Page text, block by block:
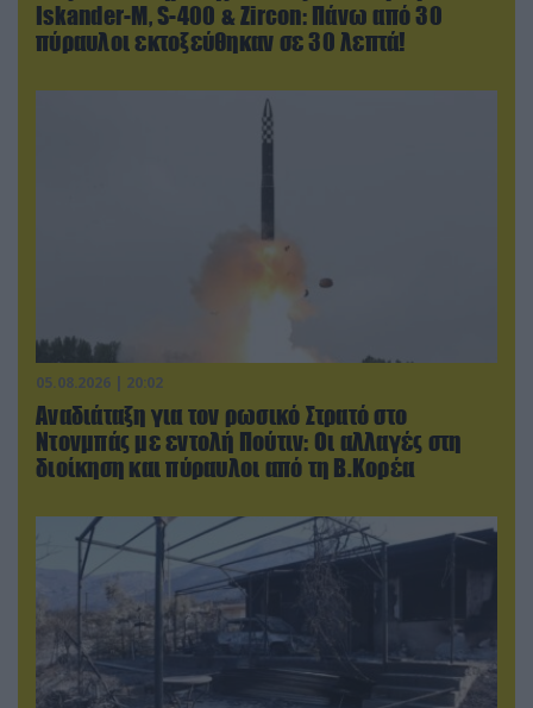
Iskander-Μ, S-400 & Zircon: Πάνω από 30
πύραυλοι εκτοξεύθηκαν σε 30 λεπτά!
05.08.2026 | 20:02
Αναδιάταξη για τον ρωσικό Στρατό στο
Ντονμπάς με εντολή Πούτιν: Οι αλλαγές στη
διοίκηση και πύραυλοι από τη Β.Κορέα